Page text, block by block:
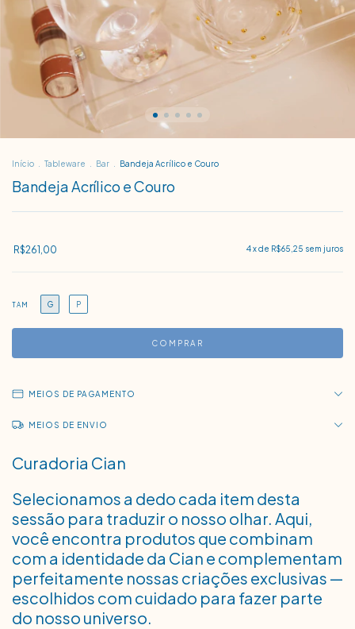
Início Tableware Bar Bandeja Acrílico e Couro
Bandeja Acrílico e Couro
R$261,00 4x de R$65,25 sem juros
TAM G P
MEIOS DE PAGAMENTO
MEIOS DE ENVIO
Curadoria Cian
Selecionamos a dedo cada item desta
sessão para traduzir o nosso olhar. Aqui,
você encontra produtos que combinam
com a identidade da Cian e complementam
perfeitamente nossas criações exclusivas —
escolhidos com cuidado para fazer parte
do nosso universo.